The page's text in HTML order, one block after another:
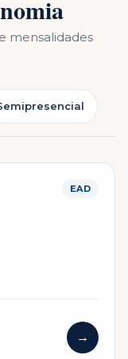
mensalidades
EAD
→